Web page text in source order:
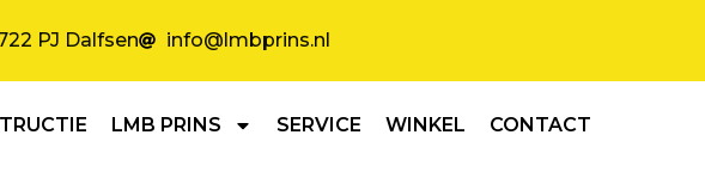
PJ Dalfsen info@lmbprins.nl
LMB PRINS SERVICE WINKEL CONTACT